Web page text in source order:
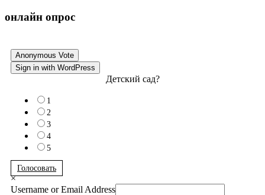
онлайн опрос
Anonymous Vote
Sign in with WordPress
Детский сад?
1
2
3
4
5
Голосовать
×
Username or Email Address